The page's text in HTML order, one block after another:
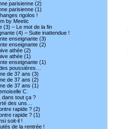
parisienne (2)
parisienne (1)
rigolos !
by Meetic
(3) – Le mot de la fin
(4) – Suite inattendue !
enseignante (3)
enseignante (2)
athée (2)
athée (1)
enseignante (1)
poussières…
de 37 ans (3)
de 37 ans (2)
de 37 ans (1)
C.
dans tout ça ?
des uns…
rapide ? (2)
rapide ? (1)
soit-il !
de la rentrée !